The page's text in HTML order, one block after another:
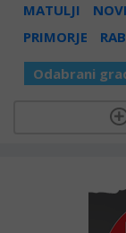
MATULJI
PRIMORJE
RAB
Odabrani